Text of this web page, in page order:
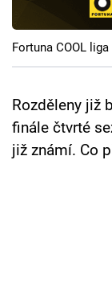
Cool Esport
Pořady
TV Program
Sledujte
Fortuna COOL liga
Rozděleny již
finále čtvrté
již známí. Co